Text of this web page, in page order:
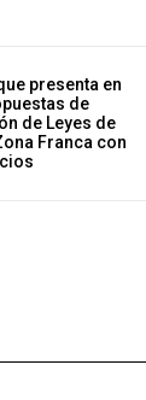
presenta en
de
de Leyes de
Franca con